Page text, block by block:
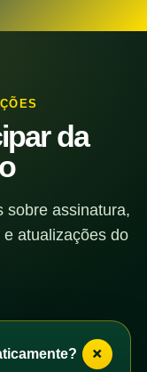
da
sobre assinatura,
atualizações do
+